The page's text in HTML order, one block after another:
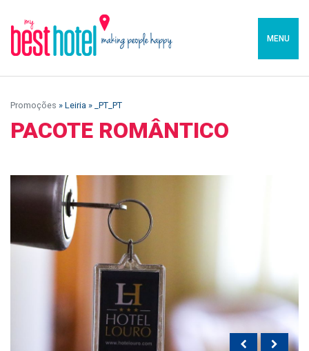
MENU
Promoções » Leiria » _PT_PT
PACOTE ROMÂNTICO